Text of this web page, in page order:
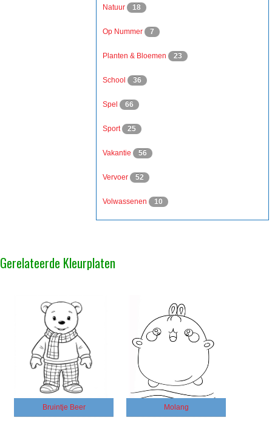
Natuur 18
Op Nummer 7
Planten & Bloemen 23
School 36
Spel 66
Sport 25
Vakantie 56
Vervoer 52
Volwassenen 10
Gerelateerde Kleurplaten
Bruintje Beer Molang